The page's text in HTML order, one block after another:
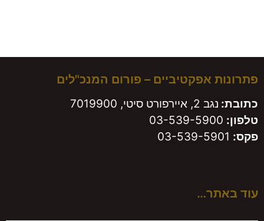
פתרונות אפקטיביים – פורום המנכ"לים
כתובת: נגב 2, איירפורט סיטי, 7019900
טלפון: 03-539-5900
פקס:
עוד באתר…